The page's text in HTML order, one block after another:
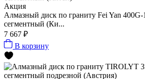
Акция
Алмазный диск по граниту Fei Yan
сегментный (Ки...
7 667 ₽
В корзину